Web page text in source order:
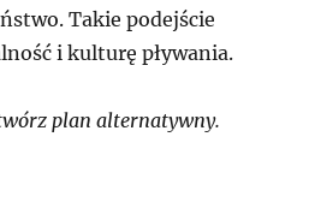
Takie podejście
i kulturę pływania.
plan alternatywny.